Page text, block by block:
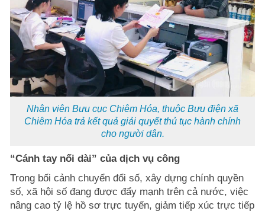
Nhân viên Bưu cục Chiêm Hóa, thuộc Bưu điện xã
Chiêm Hóa trả kết quả giải quyết thủ tục hành chính
cho người dân.
“Cánh tay nối dài” của dịch vụ công
Trong bối cảnh chuyển đổi số, xây dựng chính quyền
số, xã hội số đang được đẩy mạnh trên cả nước, việc
nâng cao tỷ lệ hồ sơ trực tuyến, giảm tiếp xúc trực tiếp